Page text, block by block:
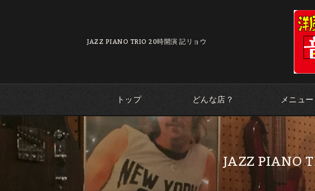
JAZZ PIANO TRIO 20時開演 記リョウ
トップ どんな店？ メニュー
JAZZ PIANO